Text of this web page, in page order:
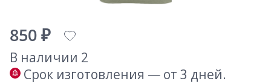
850 ₽
В наличии 2
Срок изготовления — от 3 дней.